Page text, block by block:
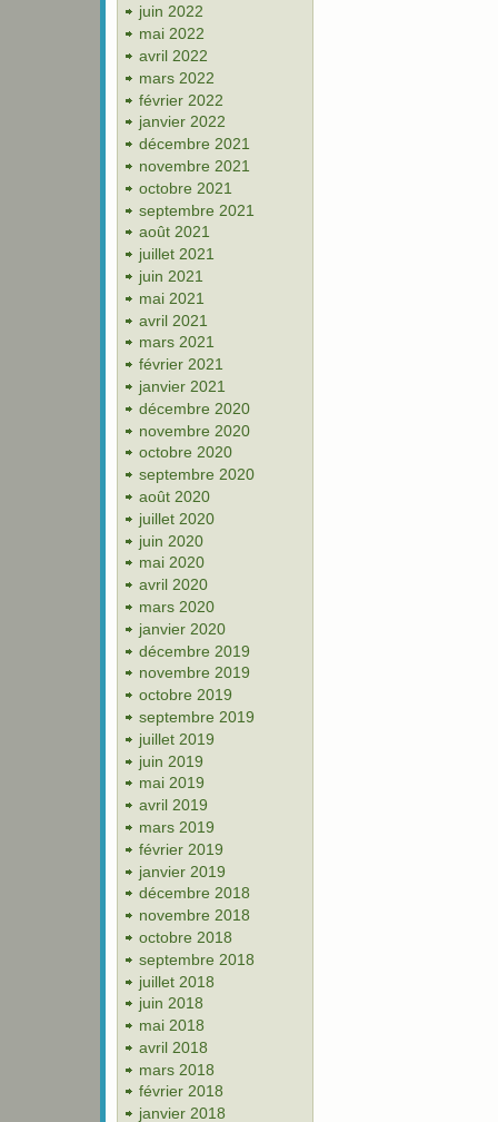
juin 2022
mai 2022
avril 2022
mars 2022
février 2022
janvier 2022
décembre 2021
novembre 2021
octobre 2021
septembre 2021
août 2021
juillet 2021
juin 2021
mai 2021
avril 2021
mars 2021
février 2021
janvier 2021
décembre 2020
novembre 2020
octobre 2020
septembre 2020
août 2020
juillet 2020
juin 2020
mai 2020
avril 2020
mars 2020
janvier 2020
décembre 2019
novembre 2019
octobre 2019
septembre 2019
juillet 2019
juin 2019
mai 2019
avril 2019
mars 2019
février 2019
janvier 2019
décembre 2018
novembre 2018
octobre 2018
septembre 2018
juillet 2018
juin 2018
mai 2018
avril 2018
mars 2018
février 2018
janvier 2018